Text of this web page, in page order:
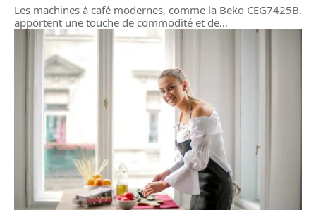
Les machines à café modernes, comme la Beko CEG7425B,
apportent une touche de commodité et de…